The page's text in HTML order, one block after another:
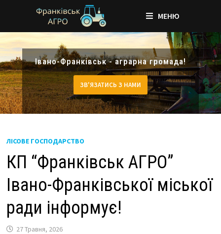
content
МЕНЮ
Івано-Франківськ - аграрна громада!
ЗВ'ЯЗАТИСЬ З НАМИ
ЛІСОВЕ ГОСПОДАРСТВО
КП “Франківськ АГРО”
Івано-Франківської міської
ради інформує!
27 Травня, 2026